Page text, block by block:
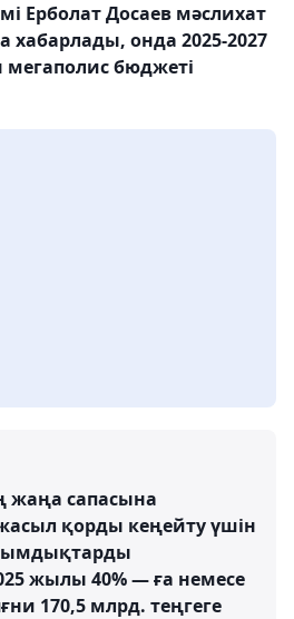
Ерболат Досаев мәслихат
хабарлады, онда 2025-2027
бюджеті
жаңа сапасына
қорды кеңейту үшін
жылы 40% — ға немесе
170,5 млрд. теңгеге